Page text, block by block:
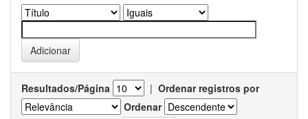
Resultados/Página | Ordenar registros por
Ordenar